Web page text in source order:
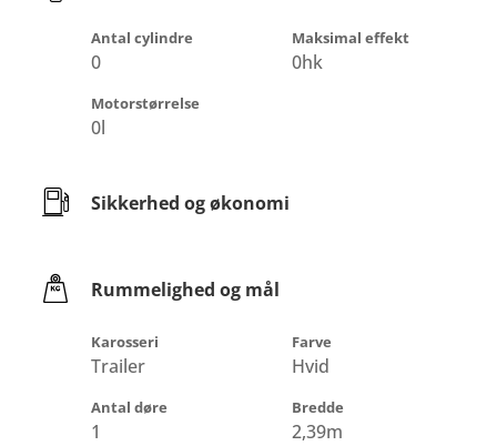
Antal cylindre
0
Maksimal effekt
0hk
Motorstørrelse
0l
Sikkerhed og økonomi
Rummelighed og mål
Karosseri
Trailer
Farve
Hvid
Antal døre
1
Bredde
2,39m